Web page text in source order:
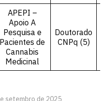
APEPI –
Apoio A
Pesquisa e
Pacientes de
Cannabis
Medicinal
Doutorado
CNPq (5)
setembro de 2025